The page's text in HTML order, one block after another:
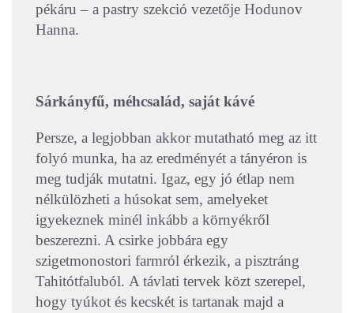
pékáru – a pastry szekció vezetője Hodunov
Hanna.
Sárkányfű, méhcsalád, saját kávé
Persze, a legjobban akkor mutatható meg az itt
folyó munka, ha az eredményét a tányéron is
meg tudják mutatni. Igaz, egy jó étlap nem
nélkülözheti a húsokat sem, amelyeket
igyekeznek minél inkább a környékről
beszerezni. A csirke jobbára egy
szigetmonostori farmról érkezik, a pisztráng
Tahitótfaluból. A távlati tervek közt szerepel,
hogy tyúkot és kecskét is tartanak majd a